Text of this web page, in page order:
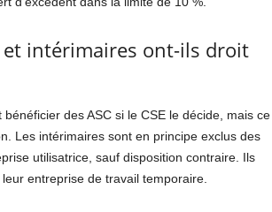
et intérimaires ont-ils droit
des ASC si le CSE le décide, mais ce
Les intérimaires sont en principe exclus des
utilisatrice, sauf disposition contraire. Ils
entreprise de travail temporaire.